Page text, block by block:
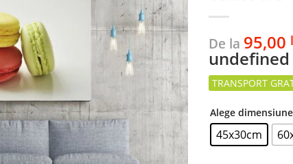
Adaugă
la
favorite
De la 95,00
undefined
Alege dimensiune
45x30cm